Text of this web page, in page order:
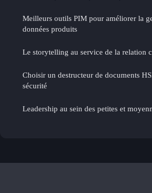
Meilleurs outils PIM pour améliorer la
données produits
Le storytelling au service de la relation
Choisir un destructeur de documents
sécurité
Leadership au sein des petites et